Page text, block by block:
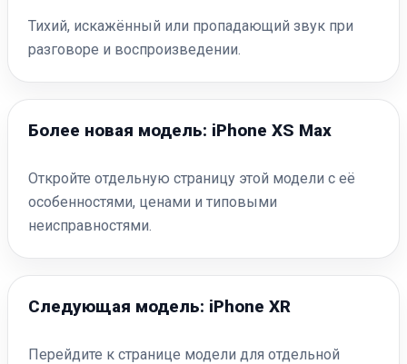
Тихий, искажённый или пропадающий звук при
разговоре и воспроизведении.
Более новая модель: iPhone XS Max
Откройте отдельную страницу этой модели с её
особенностями, ценами и типовыми
неисправностями.
Следующая модель: iPhone XR
Перейдите к странице модели для отдельной